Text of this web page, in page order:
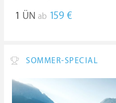
1 ÜN ab 159 €
SOMMER-SPECIAL